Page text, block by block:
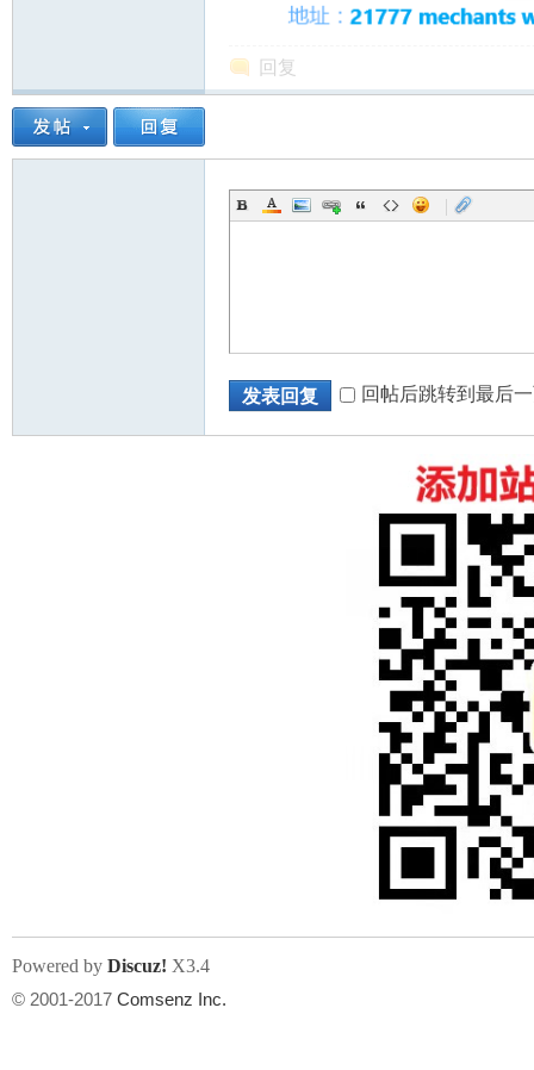
回复
|
发表回复 回帖后跳转到最后
Powered by Discuz! X3.4
© 2001-2017 Comsenz Inc.